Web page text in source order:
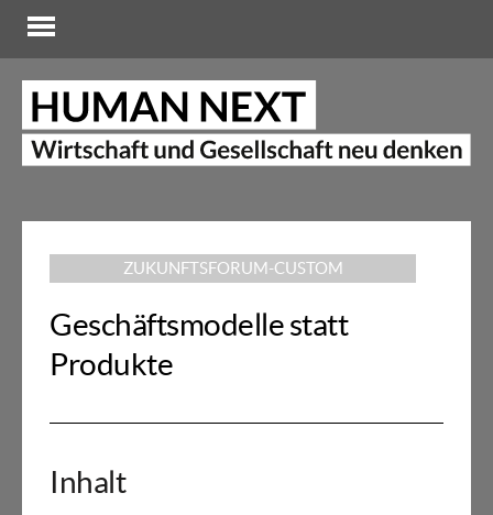
ZUKUNFTSFORUM-CUSTOM
Geschäftsmodelle statt
Produkte
Inhalt